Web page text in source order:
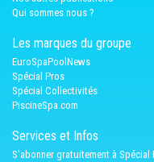
Qui sommes nous ?
Les marques du groupe
EuroSpaPoolNews
Spécial Pros
Spécial Collectivités
PiscineSpa.com
Services et Infos
S'abonner gratuitement à Spécial